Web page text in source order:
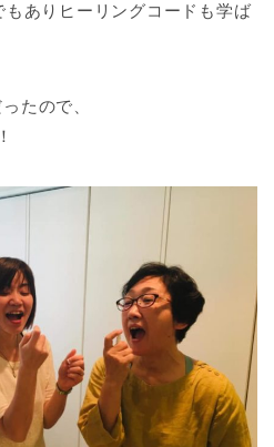
ありヒーリングコードも学ば
たので、